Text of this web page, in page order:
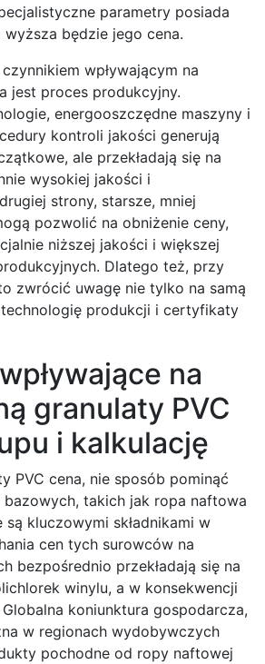
parametry posiada
będzie jego cena.
wpływającym na
jest proces produkcyjny.
energooszczędne maszyny i
kontroli jakości generują
ale przekładają się na
wysokiej jakości i
strony, starsze, mniej
pozwolić na obniżenie ceny,
niższej jakości i większej
Dlatego też, przy
zwrócić uwagę nie tylko na samą
produkcji i certyfikaty
na
granulaty PVC
i kalkulację
PVC cena, nie sposób pominąć
bazowych, takich jak ropa naftowa
kluczowymi składnikami w
cen tych surowców na
bezpośrednio przekładają się na
winylu, a w konsekwencji
koniunktura gospodarcza,
w regionach wydobywczych
pochodne od ropy naftowej